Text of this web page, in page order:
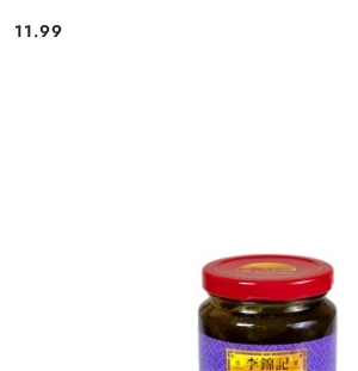
Cena:
11.99